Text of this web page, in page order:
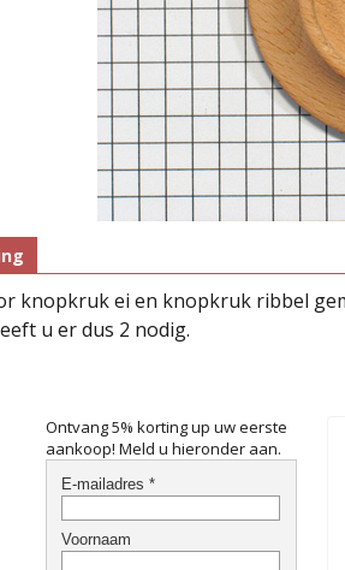
knopkruk ei en knopkruk ribbel
u er dus 2 nodig.
Ontvang 5% korting up uw eerste
aankoop! Meld u hieronder aan.